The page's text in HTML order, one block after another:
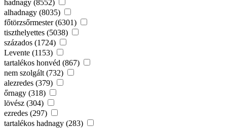
hadnagy (8552)
alhadnagy (8035)
főtörzsőrmester (6301)
tiszthelyettes (5038)
százados (1724)
Levente (1153)
tartalékos honvéd (867)
nem szolgált (732)
alezredes (379)
őrnagy (318)
lövész (304)
ezredes (297)
tartalékos hadnagy (283)